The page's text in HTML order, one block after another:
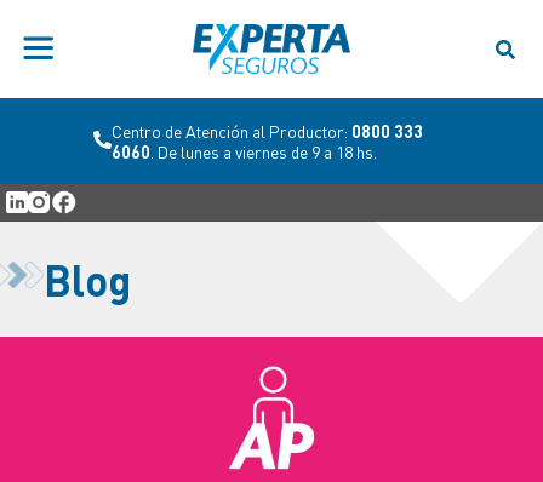
Centro de Atención al Productor: 0800 333
6060 . De lunes a viernes de 9 a 18 hs.
Blog